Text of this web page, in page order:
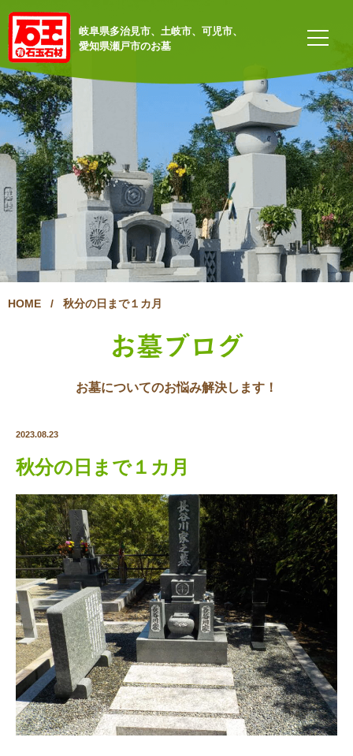
岐阜県多治見市、土岐市、可児市、
愛知県瀬戸市のお墓
HOME / 秋分の日まで１カ月
お墓ブログ
お墓についてのお悩み解決します！
2023.08.23
秋分の日まで１カ月